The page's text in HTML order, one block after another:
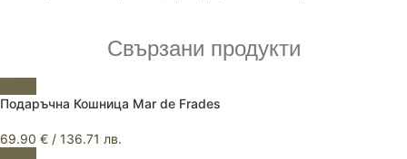
Свързани продукти
Подаръчна Кошница Mar de Frades
69.90 € / 136.71 лв.